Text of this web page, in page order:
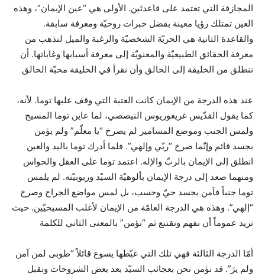
المجازفة التي تعتمد على قاعدتَين. الأولى هي “عين الإيمان”، وهذه
العين تمتلك رؤيا معينة بفضل خبرات روحيّة ومعرفة سابقة.
والقاعدة الثانية هي الحريّة الشخصيّة والرغبة والميل لنذهب من
معرفة الحقائق الطبيعيّة والمعنويّة إلى معرفة أسبابها وغاياتها. أن
ننطلق من الخليقة إلى الخالق وأن نقرأ في الخليقة محبّة الخالق
عند هذه الدرجة من الإيمان كانت العتبة التي وقف عليها توما. لأنه،
كما يقول القدّيس غريغوريوس النيصصي، لما عاين توما المسيح
ولمس الجنب وموضع المسامير لم يصرخ “يا معلّم” ولم يؤمن
بجسد قائم وإنّما صرخ “ربّي وإلهي”. فلما أدرك توما باليد والعين
انطلق إلى الإيمان بالربّ والإله. اعتمد توما على العقل والحواس
ومنهما صعد إلى درجة الإيمان بألوهيّة السيّد وربوبيّته. لم يلمس
توما جنباً فآمن بجسد حيّ وحسب، بل لمس مواضع الجراح وصرخ
“إلهي”. وهذه هي الدرجة العامّة من الإيمان لأغلب المسيحيّين. حيث
نريد عموماً أن نفهم ونقتنع ثم “نؤمن” بالمعنى الثاني للكلمة
أمّا الدرجة الثالثة فهي تلك التي غبّطها يسوع قائلاً “طوبى لمن آمن
ولم يرَ”. قد نؤمن نحن بعجائب السيّد بعد بعض الشروحات ونقبل